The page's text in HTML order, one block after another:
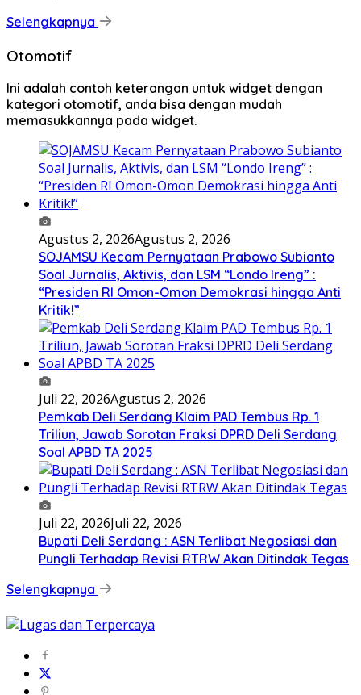
Selengkapnya
Otomotif
Ini adalah contoh keterangan untuk widget dengan
kategori otomotif, anda bisa dengan mudah
memasukkannya pada widget.
Agustus 2, 2026Agustus 2, 2026
SOJAMSU Kecam Pernyataan Prabowo Subianto
Soal Jurnalis, Aktivis, dan LSM “Londo Ireng” :
“Presiden RI Omon-Omon Demokrasi hingga Anti
Kritik!”
Juli 22, 2026Agustus 2, 2026
Pemkab Deli Serdang Klaim PAD Tembus Rp. 1
Triliun, Jawab Sorotan Fraksi DPRD Deli Serdang
Soal APBD TA 2025
Juli 22, 2026Juli 22, 2026
Bupati Deli Serdang : ASN Terlibat Negosiasi dan
Pungli Terhadap Revisi RTRW Akan Ditindak Tegas
Selengkapnya